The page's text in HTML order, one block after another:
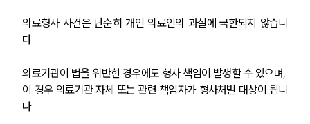
의료형사 사건은 단순히 개인 의료인의 과실에 국한되지 않습니
다.
의료기관이 법을 위반한 경우에도 형사 책임이 발생할 수 있으며,
이 경우 의료기관 자체 또는 관련 책임자가 형사처벌 대상이 됩니
다.